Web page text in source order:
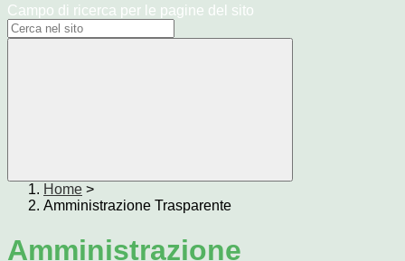
Campo di ricerca per le pagine del sito
Home >
Amministrazione Trasparente
Amministrazione